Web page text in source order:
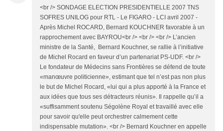
<br /> SONDAGE ELECTION PRESIDENTIELLE 2007 TNS
SOFRES UNILOG pour RTL - Le FIGARO - LCI avril 2007 -
Après Michel ROCARD, Bernard KOUCHNER favorable à un
rapprochement avec BAYROU<br /> <br /> <br /> L’ancien
ministre de la Santé, Bernard Kouchner, se rallie à l’initiative
de Michel Rocard en faveur d’un partenariat PS-UDF. <br />
Le fondateur de Médecins sans Frontières se défend de toute
«manœuvre politicienne», estimant que tel n’est pas non plus
le but de Michel Rocard, «lui qui a plus apporté à la France et
aux idées que tous ses détracteurs réunis». Il rappelle qu’il a
«suffisamment soutenu Ségolène Royal et travaillé avec elle
pour savoir qu'elle peut orchestrer calmement cette
indispensable mutation». <br /> Bernard Kouchner en appelle